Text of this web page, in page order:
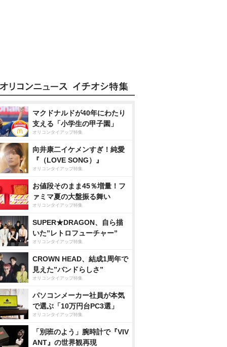
マクドナルドが40年にわたり
支える「小学生の甲子園」
オリコンタイアップ特集
向井康二イケメンすぎ！純愛
『（LOVE SONG）』
オリコンタイアップ特集
お値段そのまま45％増量！フ
ァミマ夏の大盤振る舞い
オリコンタイアップ特集
SUPER★DRAGON、自ら描
いた”レトロフューチャー”
オリコンタイアップ特集
CROWN HEAD、結成1周年で
見えた”バンドらしさ”
オリコンタイアップ特集
パソコンメーカー社員が本気
で選ぶ「10万円台PC3選」
オリコンタイアップ特集
「別班のよう」腕時計で『VIV
ANT』の世界観再現